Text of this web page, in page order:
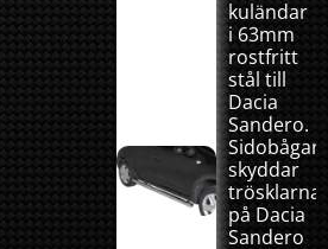
kuländar
i 63mm
rostfritt
stål till
Dacia
Sandero.
skyddar
trösklarna
på Dacia
Sandero